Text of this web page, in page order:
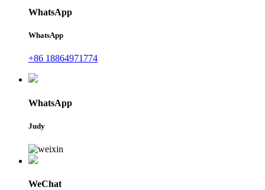
WhatsApp
WhatsApp
+86 18864971774
WhatsApp
Judy
WeChat